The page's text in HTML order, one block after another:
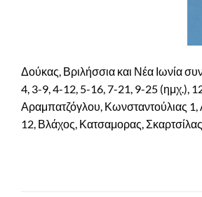
Δούκας, Βριλήσσια και Νέα Ιωνία
4, 3-9, 4-12, 5-16, 7-21, 9-25 (ημχ.),
Αραμπατζόγλου, Κωνσταντούλιας
12, Βλάχος, Κατσαμορας,